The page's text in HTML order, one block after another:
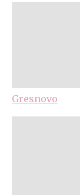
Gresnovo